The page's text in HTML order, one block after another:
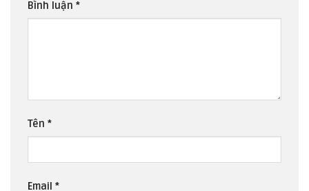
Bình luận *
Tên *
Email *